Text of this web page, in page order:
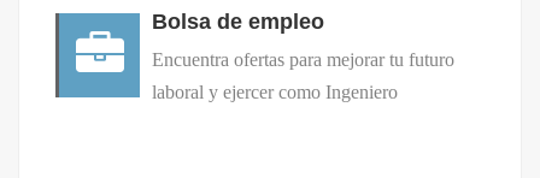
Bolsa de empleo
Encuentra ofertas para mejorar tu futuro
laboral y ejercer como Ingeniero